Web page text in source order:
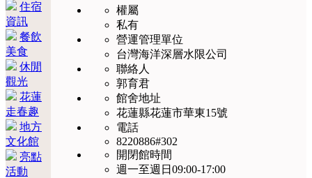
住宿
資訊
餐飲
美食
休閒
觀光
花蓮
走春趣
地方
文化館
亮點
活動
權屬
私有
營運管理單位
台灣海洋深層水限公司
聯絡人
郭育君
館舍地址
花蓮縣花蓮市華東15號
電話
8220886#302
開閉館時間
週一至週日09:00-17:00